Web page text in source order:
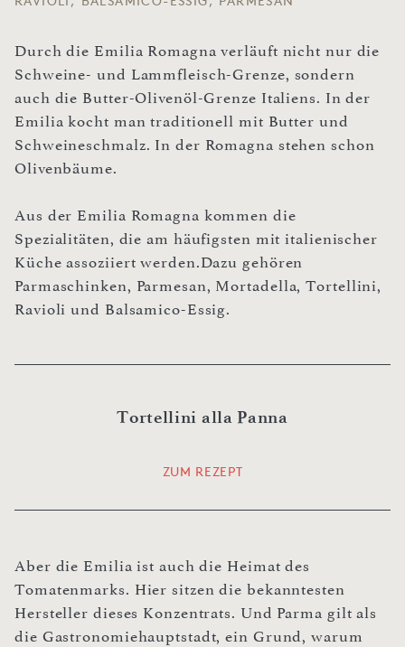
Durch die Emilia Romagna verläuft nicht nur die
Schweine- und Lammfleisch-Grenze, sondern
auch die Butter-Olivenöl-Grenze Italiens. In der
Emilia kocht man traditionell mit Butter und
Schweineschmalz. In der Romagna stehen schon
Olivenbäume.
Aus der Emilia Romagna kommen die
Spezialitäten, die am häufigsten mit italienischer
Küche assoziiert werden.Dazu gehören
Parmaschinken, Parmesan, Mortadella, Tortellini,
Ravioli und Balsamico-Essig.
Tortellini alla Panna
ZUM REZEPT
Aber die Emilia ist auch die Heimat des
Tomatenmarks. Hier sitzen die bekanntesten
Hersteller dieses Konzentrats. Und Parma gilt als
die Gastronomiehauptstadt, ein Grund, warum